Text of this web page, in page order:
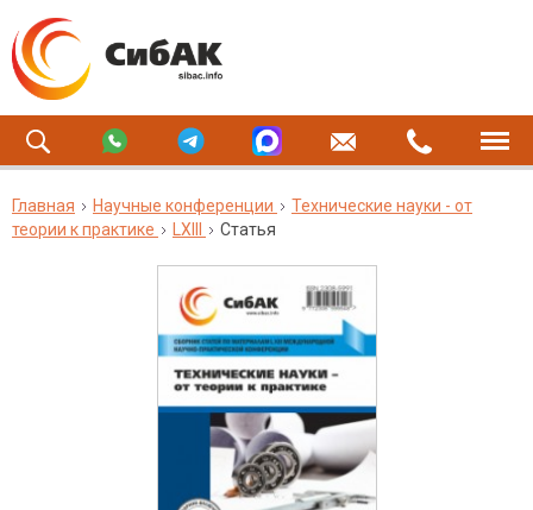
Главная Научные конференции
Технические науки - от
теории к практике
LXIII Статья